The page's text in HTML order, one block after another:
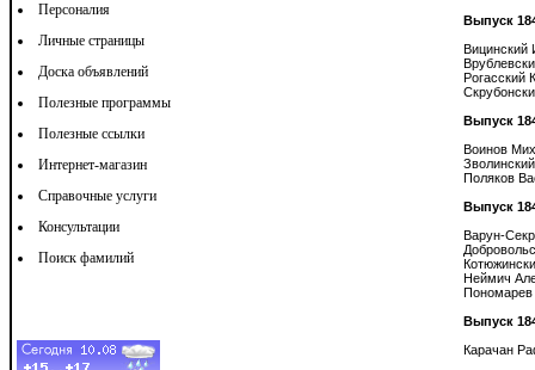
Персоналия
Личные страницы
Доска объявлений
Полезные программы
Полезные ссылки
Интернет-магазин
Справочные услуги
Консультации
Поиск фамилий
Выпуск
Вицинский
Рогасский
Выпуск
Воинов
Поляков
Выпуск
Варун-
Неймич
Пономарев
Выпуск
Карачан